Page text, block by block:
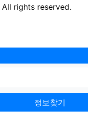
All rights reserved.
정보찾기